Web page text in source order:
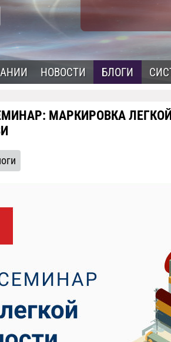
НОВОСТИ БЛОГИ
МАРКИРОВКА ЛЕГКОЙ